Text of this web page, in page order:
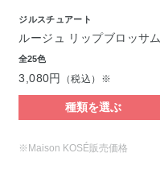
ジルスチュアート
ルージュ リップブロッサム
全25色
3,080円 （税込）※
種類を選ぶ
※Maison KOSÉ販売価格